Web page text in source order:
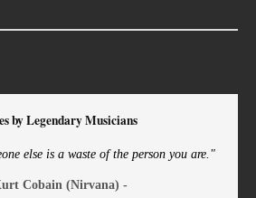
by Legendary Musicians
else is a waste of the person you are."
Cobain (Nirvana) -